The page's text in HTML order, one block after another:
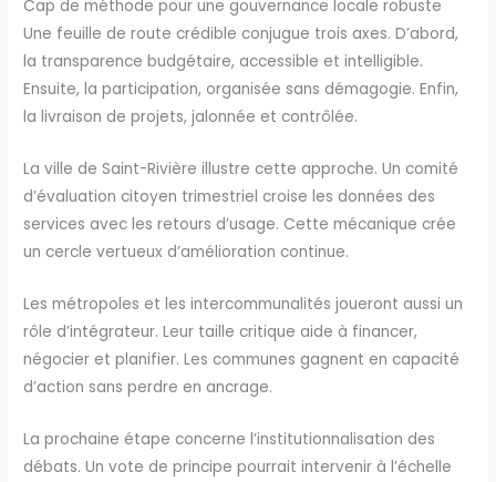
Cap de méthode pour une gouvernance locale robuste
Une feuille de route crédible conjugue trois axes. D’abord,
la transparence budgétaire, accessible et intelligible.
Ensuite, la participation, organisée sans démagogie. Enfin,
la livraison de projets, jalonnée et contrôlée.
La ville de Saint-Rivière illustre cette approche. Un comité
d’évaluation citoyen trimestriel croise les données des
services avec les retours d’usage. Cette mécanique crée
un cercle vertueux d’amélioration continue.
Les métropoles et les intercommunalités joueront aussi un
rôle d’intégrateur. Leur taille critique aide à financer,
négocier et planifier. Les communes gagnent en capacité
d’action sans perdre en ancrage.
La prochaine étape concerne l’institutionnalisation des
débats. Un vote de principe pourrait intervenir à l’échelle